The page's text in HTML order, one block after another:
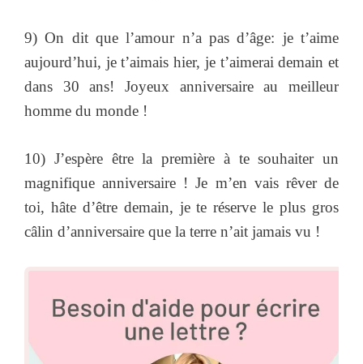
9) On dit que l’amour n’a pas d’âge: je t’aime
aujourd’hui, je t’aimais hier, je t’aimerai demain et
dans 30 ans! Joyeux anniversaire au meilleur
homme du monde !
10) J’espère être la première à te souhaiter un
magnifique anniversaire ! Je m’en vais rêver de
toi, hâte d’être demain, je te réserve le plus gros
câlin d’anniversaire que la terre n’ait jamais vu !